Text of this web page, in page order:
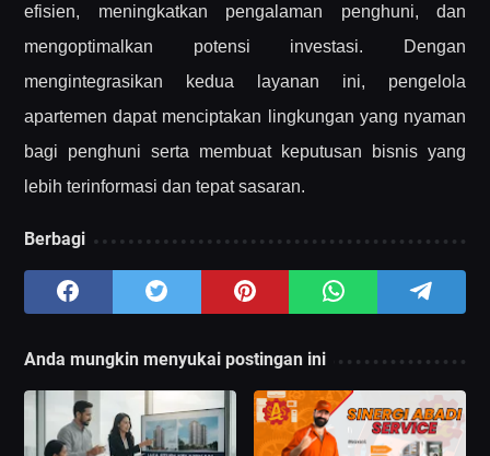
efisien, meningkatkan pengalaman penghuni, dan
mengoptimalkan potensi investasi. Dengan
mengintegrasikan kedua layanan ini, pengelola
apartemen dapat menciptakan lingkungan yang nyaman
bagi penghuni serta membuat keputusan bisnis yang
lebih terinformasi dan tepat sasaran.
Berbagi
Anda mungkin menyukai postingan ini